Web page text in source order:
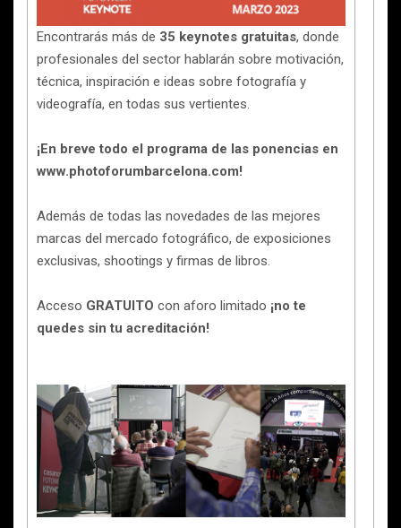
Encontrarás más de 35 keynotes gratuitas, donde
profesionales del sector hablarán sobre motivación,
técnica, inspiración e ideas sobre fotografía y
videografía, en todas sus vertientes.
¡En breve todo el programa de las ponencias en
www.photoforumbarcelona.com!
Además de todas las novedades de las mejores
marcas del mercado fotográfico, de exposiciones
exclusivas, shootings y firmas de libros.
Acceso GRATUITO con aforo limitado ¡no te
quedes sin tu acreditación!